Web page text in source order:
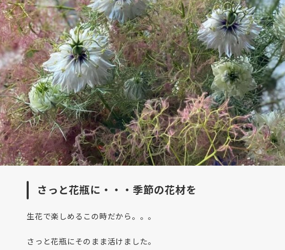
さっと花瓶に・・・季節の花材を
生花で楽しめるこの時だから。。。
さっと花瓶にそのまま活けました。